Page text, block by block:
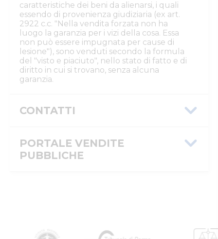
caratteristiche dei beni da alienarsi, i quali
essendo di provenienza giudiziaria (ex art.
2922 c.c. "Nella vendita forzata non ha
luogo la garanzia per i vizi della cosa. Essa
non può essere impugnata per cause di
lesione"), sono venduti secondo la formula
del "visto e piaciuto", nello stato di fatto e di
diritto in cui si trovano, senza alcuna
garanzia.
CONTATTI
Piacenza
Numeri di telefono
Email/PEC:isvegi@ivgparma.it
PORTALE VENDITE
PUBBLICHE
Tipologia
giudiziaria